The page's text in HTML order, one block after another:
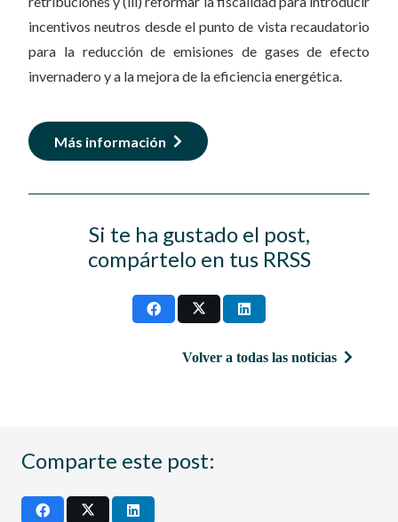
incentivos neutros desde el punto de vista recaudatorio
para la reducción de emisiones de gases de efecto
invernadero y a la mejora de la eficiencia energética.
Más información
Si te ha gustado el post,
compártelo en tus RRSS
Volver a todas las noticias
Comparte este post: